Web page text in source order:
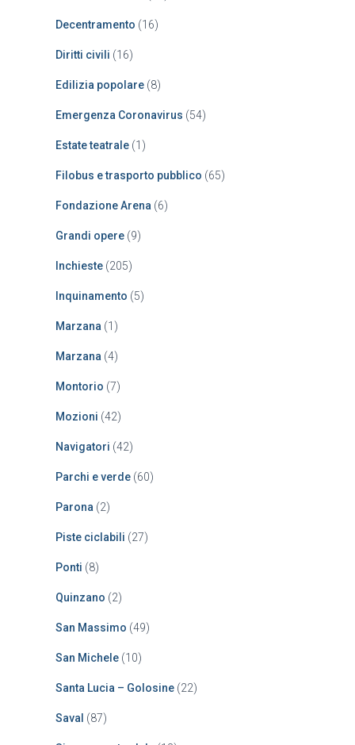
Decentramento (16)
Diritti civili (16)
Edilizia popolare (8)
Emergenza Coronavirus (54)
Estate teatrale (1)
Filobus e trasporto pubblico (65)
Fondazione Arena (6)
Grandi opere (9)
Inchieste (205)
Inquinamento (5)
Marzana (1)
Marzana (4)
Montorio (7)
Mozioni (42)
Navigatori (42)
Parchi e verde (60)
Parona (2)
Piste ciclabili (27)
Ponti (8)
Quinzano (2)
San Massimo (49)
San Michele (10)
Santa Lucia – Golosine (22)
Saval (87)